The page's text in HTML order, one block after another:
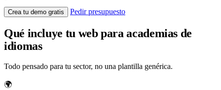
Crea tu demo gratis Pedir presupuesto
Qué incluye tu web para academias de
idiomas
Todo pensado para tu sector, no una plantilla genérica.
🌍